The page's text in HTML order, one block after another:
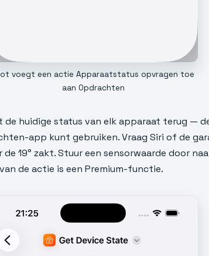
voegt een actie Apparaatstatus opvragen toe
aan Opdrachten
de huidige status van elk apparaat terug —
app kunt gebruiken. Vraag Siri of de
19° zakt. Stuur een sensorwaarde door
de actie is een Premium-functie.